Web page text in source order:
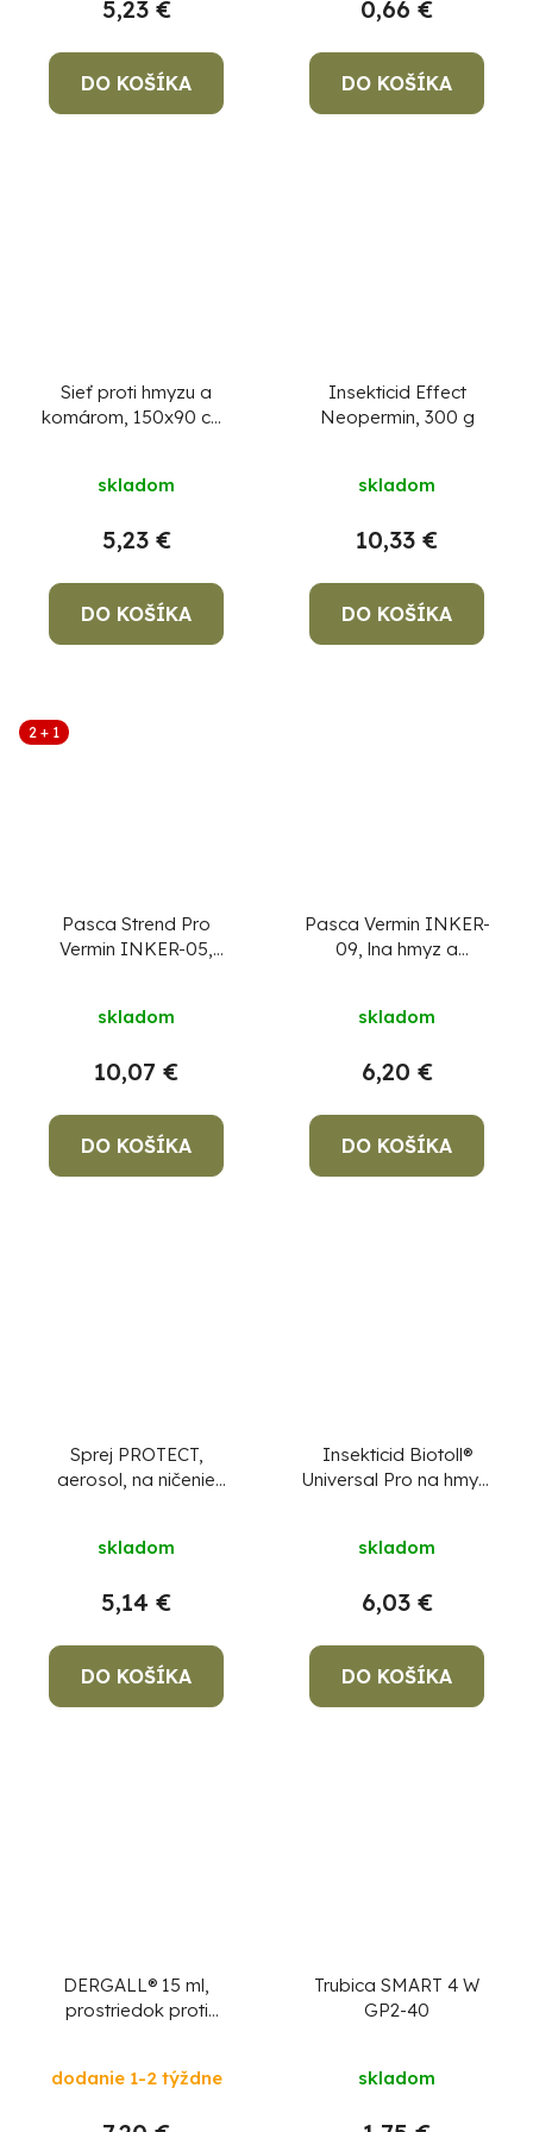
5,23 €
DO KOŠÍKA
0,66 €
DO KOŠÍKA
Sieť proti hmyzu a
komárom, 150x90 cm,
skladom
5,23 €
DO KOŠÍKA
Insekticid Effect
Neopermin, 300 g
skladom
10,33 €
DO KOŠÍKA
2 + 1
Pasca Strend Pro
Vermin INKER-05,
zásuvky
skladom
10,07 €
DO KOŠÍKA
Pasca Vermin INKER-
09, lna hmyz a
skladom
6,20 €
DO KOŠÍKA
Sprej PROTECT,
aerosol, na ničenie
skladom
5,14 €
DO KOŠÍKA
Insekticid Biotoll®
Universal Pro na hmyz,
skladom
6,03 €
DO KOŠÍKA
DERGALL® 15 ml,
prostriedok proti
dodanie 1-2 týždne
Trubica SMART 4 W
GP2-40
skladom